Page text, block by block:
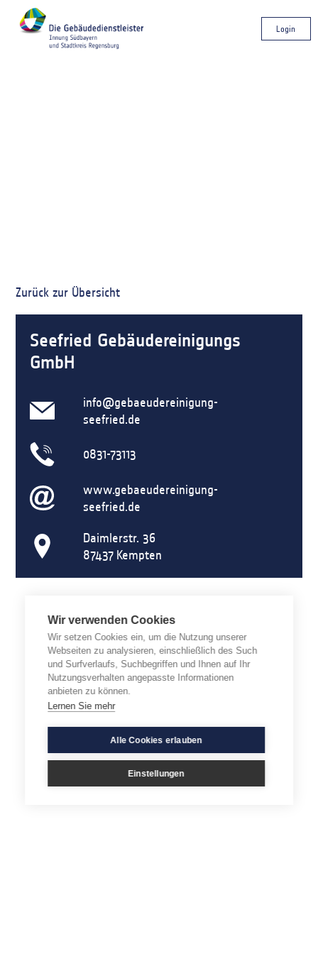
Login
Zurück zur Übersicht
Seefried Gebäudereinigungs
GmbH
info@gebaeudereinigung-
seefried.de
0831-73113
www.gebaeudereinigung-
seefried.de
Daimlerstr. 36
87437 Kempten
Wir verwenden Cookies
Wir setzen Cookies ein, um die Nutzung unserer
Webseiten zu analysieren, einschließlich des Such
und Surfverlaufs, Suchbegriffen und Ihnen auf Ihr
Nutzungsverhalten angepasste Informationen
anbieten zu können.
Lernen Sie mehr
Alle Cookies erlauben
Einstellungen